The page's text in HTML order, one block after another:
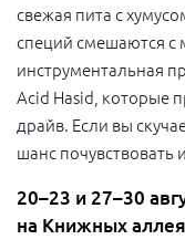
свежая пита с
специй смешаются
инструментальная
Acid Hasid, которые
драйв. Если вы
шанс почувствовать
20–23 и 27–30
на Книжных